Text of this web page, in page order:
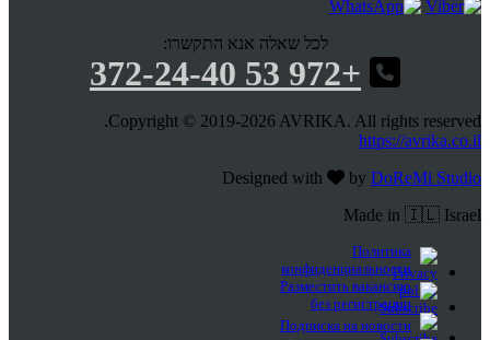
לכל שאלה אנא התקשרו:
+972 53 372-24-40
Copyright © 2019-2026 AVRIKA. All rights reserved.
https://avrika.co.il
Designed with
by DoReMi Studio
Made in 🇮🇱 Israel
Политика
конфиденциальности
Разместить вакансию
без регистрации
Подписка на новости